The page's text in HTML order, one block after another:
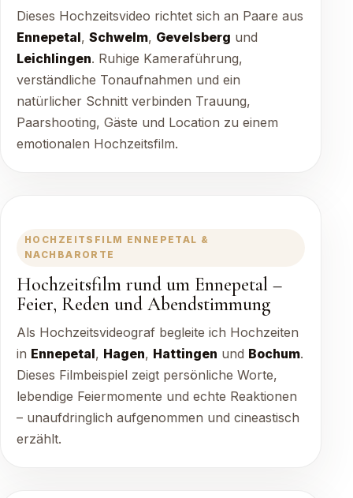
Dieses Hochzeitsvideo richtet sich an Paare aus
Ennepetal, Schwelm, Gevelsberg und
Leichlingen. Ruhige Kameraführung,
verständliche Tonaufnahmen und ein
natürlicher Schnitt verbinden Trauung,
Paarshooting, Gäste und Location zu einem
emotionalen Hochzeitsfilm.
HOCHZEITSFILM ENNEPETAL &
NACHBARORTE
Hochzeitsfilm rund um Ennepetal –
Feier, Reden und Abendstimmung
Als Hochzeitsvideograf begleite ich Hochzeiten
in Ennepetal, Hagen, Hattingen und Bochum.
Dieses Filmbeispiel zeigt persönliche Worte,
lebendige Feiermomente und echte Reaktionen
– unaufdringlich aufgenommen und cineastisch
erzählt.